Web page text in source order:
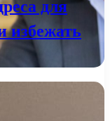
для
избежать